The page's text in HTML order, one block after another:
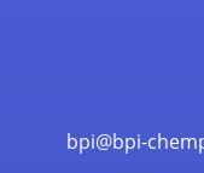
bpi@bpi-